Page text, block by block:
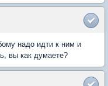
надо идти к ним и
вы как думаете?